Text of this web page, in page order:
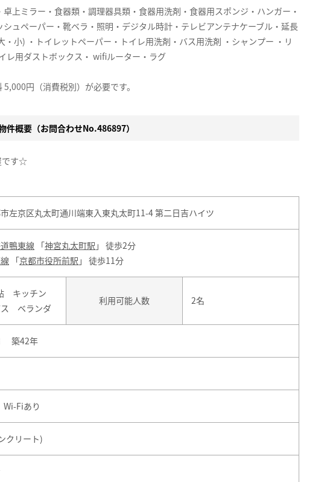
上ミラー・食器類・調理器具類・食器用洗剤・食器用スポンジ・ハンガー・
ュペーパー・靴ベラ・照明・デジタル時計・テレビアンテナケーブル・延長
小) ・トイレットペーパー・トイレ用洗剤・バス用洗剤 ・シャンプー ・リ
レ用ダストボックス・ wifiルーター・ラグ
円（消費税別）が必要です。
件概要（お問合わせNo.486897）
です☆
左京区丸太町通川端東入東丸太町11-4 第二日吉ハイツ
鴨東線 「神宮丸太町駅 」 徒歩2分
「京都市役所前駅 」 徒歩11分
キッチン
ス ベランダ
利用可能人数 2名
築42年
Fiあり
クリート)